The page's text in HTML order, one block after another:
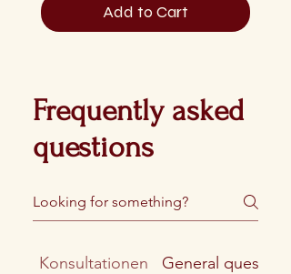
Add to Cart
Frequently asked
questions
Konsultationen General questions